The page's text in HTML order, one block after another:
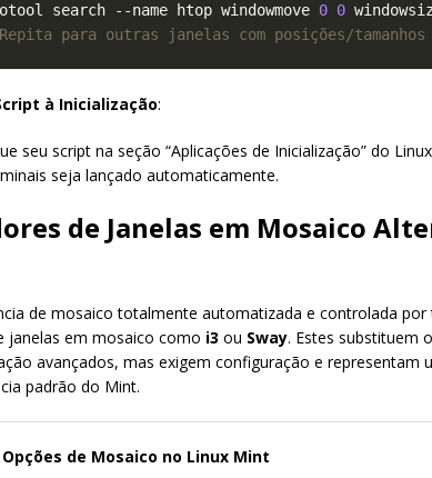
search --name htop windowmove 0 0
para outras janelas com posições/
à Inicialização:
seu script na seção “Aplicações de Inicialização” do
seja lançado automaticamente.
de Janelas em Mosaico
de mosaico totalmente automatizada e controlada
janelas em mosaico como i3 ou Sway. Estes substituem
avançados, mas exigem configuração e representam
padrão do Mint.
de Mosaico no Linux Mint